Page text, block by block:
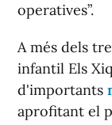
operatives”.
A més dels
infantil Els
d'importants
aprofitant el